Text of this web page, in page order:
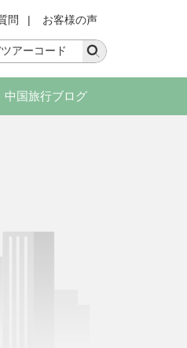
問 | お客様の声
中国旅行ブログ